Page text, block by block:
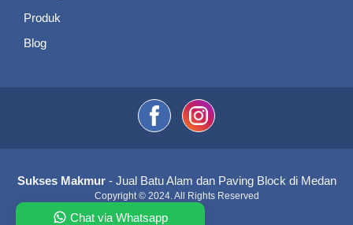
Produk
Blog
Sukses Makmur- Jual Batu Alam dan Paving Block di Medan
Copyright © 2024. All Rights Reserved
Chat via Whatsapp